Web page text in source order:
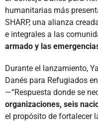
humanitarias más
SHARP, una alianza
e integrales a las
armado y las
Durante el lanzamiento,
Danés para Refugiados
—“Respuesta donde se
organizaciones, seis
el propósito de fortalecer